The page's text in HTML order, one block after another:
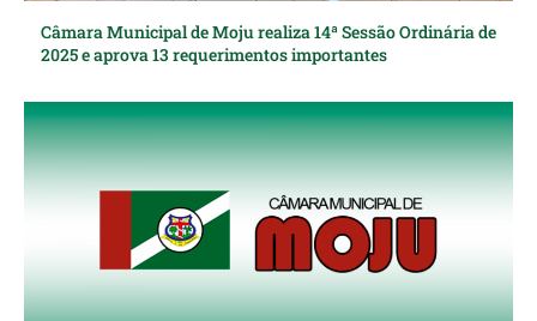
Câmara Municipal de Moju realiza 14ª Sessão Ordinária de
2025 e aprova 13 requerimentos importantes